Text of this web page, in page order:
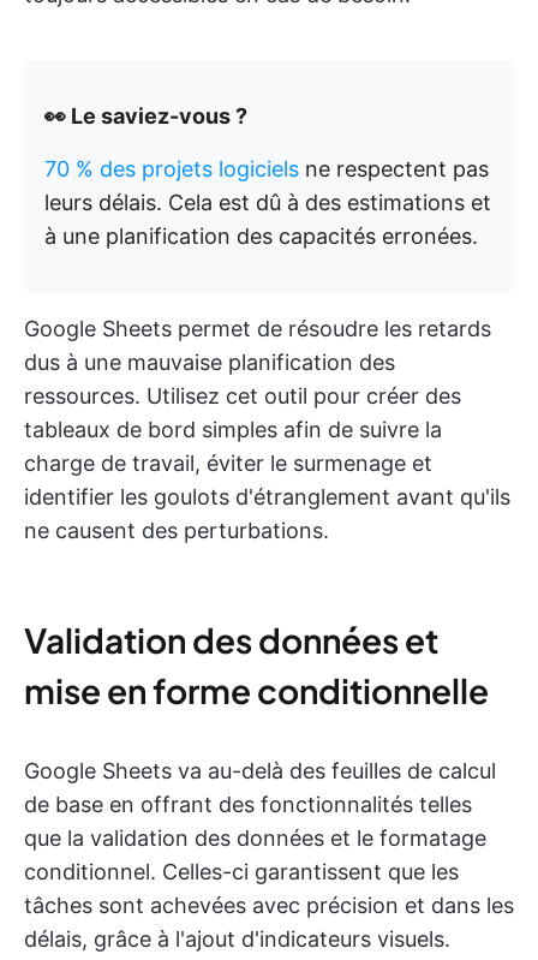
👀 Le saviez-vous ?
70 % des projets logiciels ne respectent pas
leurs délais. Cela est dû à des estimations et
à une planification des capacités erronées.
Google Sheets permet de résoudre les retards
dus à une mauvaise planification des
ressources. Utilisez cet outil pour créer des
tableaux de bord simples afin de suivre la
charge de travail, éviter le surmenage et
identifier les goulots d'étranglement avant qu'ils
ne causent des perturbations.
Validation des données et
mise en forme conditionnelle
Google Sheets va au-delà des feuilles de calcul
de base en offrant des fonctionnalités telles
que la validation des données et le formatage
conditionnel. Celles-ci garantissent que les
tâches sont achevées avec précision et dans les
délais, grâce à l'ajout d'indicateurs visuels.